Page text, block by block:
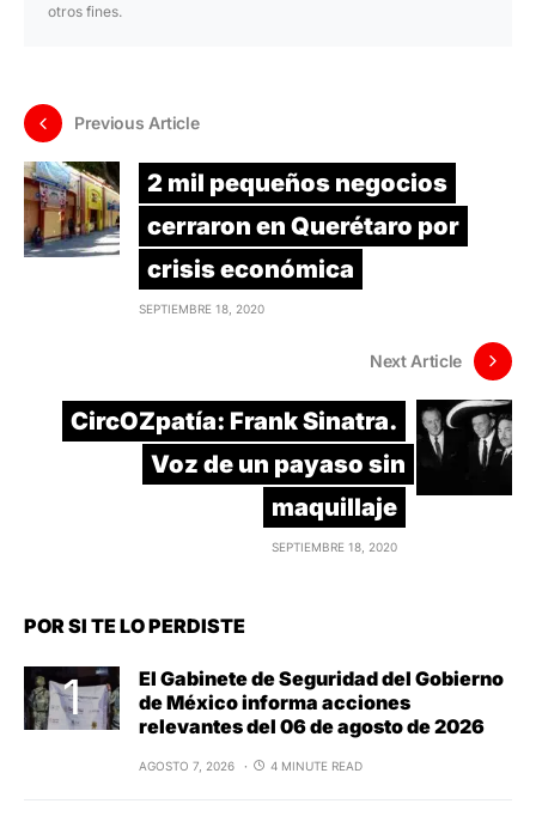
otros fines.
Previous Article
2 mil pequeños negocios
cerraron en Querétaro por
crisis económica
SEPTIEMBRE 18, 2020
Next Article
CircOZpatía: Frank Sinatra.
Voz de un payaso sin
maquillaje
SEPTIEMBRE 18, 2020
POR SI TE LO PERDISTE
El Gabinete de Seguridad del Gobierno
de México informa acciones
relevantes del 06 de agosto de 2026
AGOSTO 7, 2026 4 MINUTE READ